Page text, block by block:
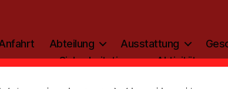
Abteilung Ausstattung
Sicherheitstipp
Aktivitäten